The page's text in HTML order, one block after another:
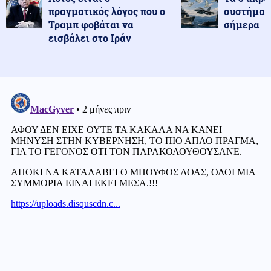
πραγματικός λόγος που ο
Τραμπ φοβάται να
εισβάλει στο Ιράν
σήμερα